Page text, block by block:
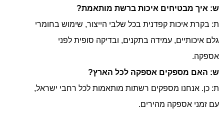
ש: איך מבטיחים איכות ברשת מותאמת?
ת: בקרת איכות קפדנית בכל שלבי הייצור, שימוש בחומרי
גלם איכותיים, עמידה בתקנים, ובדיקה סופית לפני
אספקה.
ש: האם מספקים אספקה לכל הארץ?
ת: כן. אנחנו מספקים רשתות מותאמות לכל רחבי ישראל,
עם זמני אספקה מהירים.